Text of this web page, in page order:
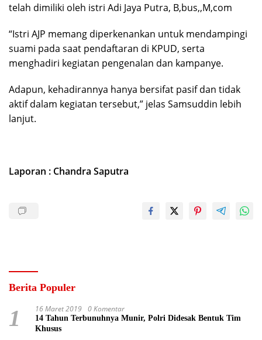
telah dimiliki oleh istri Adi Jaya Putra, B,bus,,M,com
“Istri AJP memang diperkenankan untuk mendampingi
suami pada saat pendaftaran di KPUD, serta
menghadiri kegiatan pengenalan dan kampanye.
Adapun, kehadirannya hanya bersifat pasif dan tidak
aktif dalam kegiatan tersebut,” jelas Samsuddin lebih
lanjut.
Laporan : Chandra Saputra
Berita Populer
1 16 Maret 2019 0 Komentar
14 Tahun Terbunuhnya Munir, Polri Didesak Bentuk Tim
Khusus